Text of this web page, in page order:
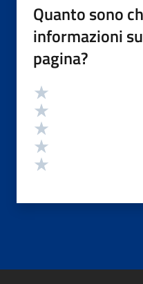
Quanto sono
informazioni
pagina?
Valutazione